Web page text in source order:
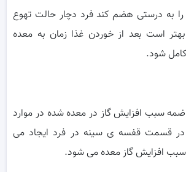
را به درستی هضم کند فرد دچار حالت تهوع
است بعد از خوردن غذا زمان به معده
شود.
سبب افزایش گاز در معده شده در موارد
قسمت قفسه ی سینه در فرد ایجاد می
سبب افزایش گاز معده می شود.